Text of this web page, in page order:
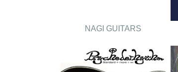
NAGI GUITARS